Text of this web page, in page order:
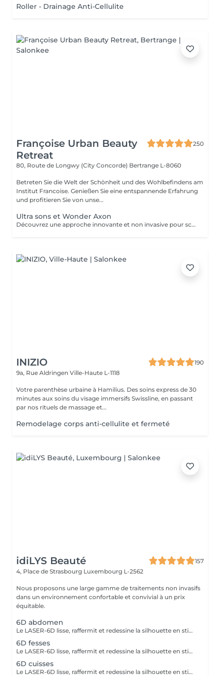
Roller - Drainage Anti-Cellulite
Françoise Urban Beauty
Retreat
250
80, Route de Longwy (City Concorde) Bertrange L-8060
Betreten Sie die Welt der Schönheit und des Wohlbefindens am
Institut Francoise. Genießen Sie eine entspannende Erfahrung
und profitieren Sie von unse...
Ultra sons et Wonder Axon
Découvrez une approche innovante et non invasive pour sculpter votre silhouette, alliant la puissance de l'ultra son à la technologie avancée du Wonder Axon. Cette synergie unique agit en profondeur pour : Défibroser les cellulites indurées : Les ondes ultrasonores ciblent les nodules fibreux, brisant les tissus durcis et libérant les graisses emprisonnées. Brûler les graisses libérées : Le Wonder Axon active la lipolyse et stimule le drainage lymphatique, éliminant naturellement les toxines et les lipides. Sculpter une musculature harmonieuse : Les impulsions électrostimulantes du Wonder Axon tonifient les muscles en douceur, pour une silhouette ferme et équilibrée. Booster le métabolisme de base : En stimulant la microcirculation et l'activité cellulaire, cette combinaison relance la combustion des calories même au repos.
INIZIO
190
9a, Rue Aldringen Ville-Haute L-1118
Votre parenthèse urbaine à Hamilius. Des soins express de 30
minutes aux soins du visage immersifs Swissline, en passant
par nos rituels de massage et...
Remodelage corps anti-cellulite et fermeté
idiLYS Beauté
157
4, Place de Strasbourg Luxembourg L-2562
Nous proposons une large gamme de traitements non invasifs
dans un environnement confortable et convivial à un prix
équitable.
6D abdomen
Le LASER-6D lisse, raffermit et redessine la silhouette en stimulant la peau en profondeur pour atténuer visiblement la cellulite. La LUMINOTHÉRAPIE du visage consiste à exposer la peau à des lumières LED afin de stimuler le renouvellement cellulaire et améliorer l'éclat du teint.
6D fesses
Le LASER-6D lisse, raffermit et redessine la silhouette en stimulant la peau en profondeur pour atténuer visiblement la cellulite.
6D cuisses
Le LASER-6D lisse, raffermit et redessine la silhouette en stimulant la peau en profondeur pour atténuer visiblement la cellulite. La LUMINOTHÉRAPIE du visage consiste à exposer la peau à des lumières LED afin de stimuler le renouvellement cellulaire et améliorer l'éclat du teint.